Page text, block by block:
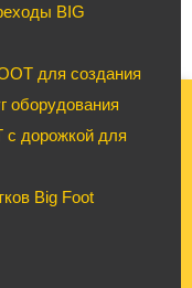
BIG
для создания
оборудования
с дорожкой для
Big Foot